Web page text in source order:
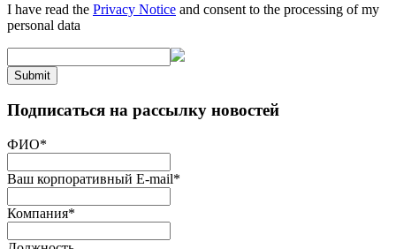
I have read the Privacy Notice and consent to the processing of my
personal data
Submit
Подписаться на рассылку новостей
ФИО*
Ваш корпоративный E-mail*
Компания*